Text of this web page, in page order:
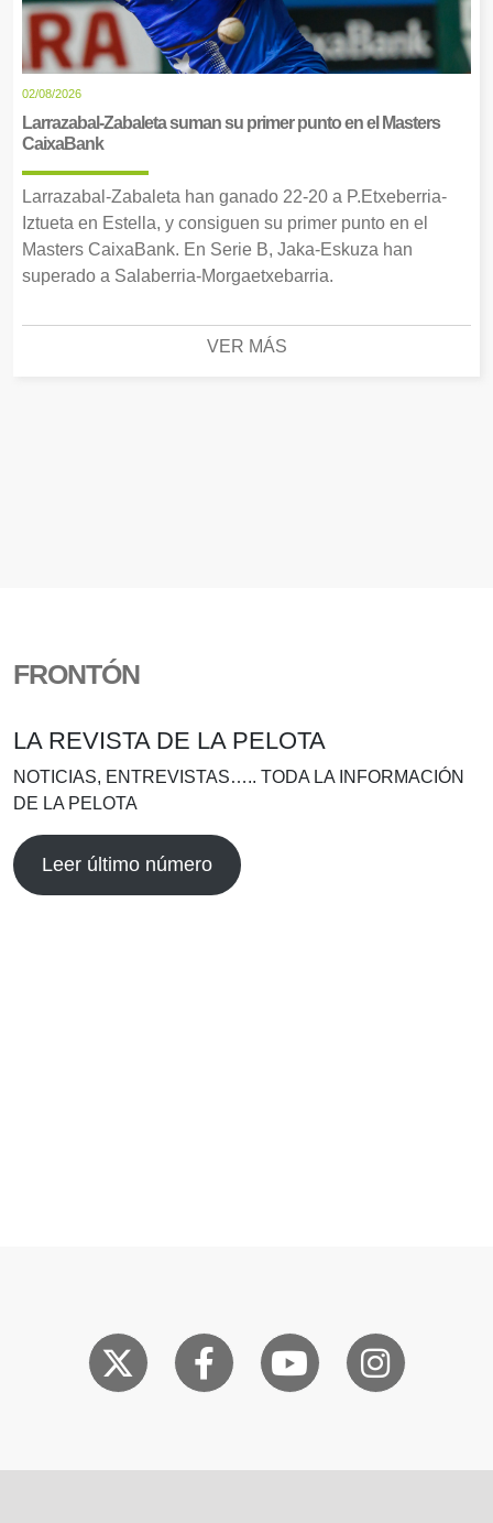
02/08/2026
Larrazabal-Zabaleta suman su primer punto en el Masters
CaixaBank
Larrazabal-Zabaleta han ganado 22-20 a P.Etxeberria-
Iztueta en Estella, y consiguen su primer punto en el
Masters CaixaBank. En Serie B, Jaka-Eskuza han
superado a Salaberria-Morgaetxebarria.
VER MÁS
FRONTÓN
LA REVISTA DE LA PELOTA
NOTICIAS, ENTREVISTAS….. TODA LA INFORMACIÓN
DE LA PELOTA
Leer último número